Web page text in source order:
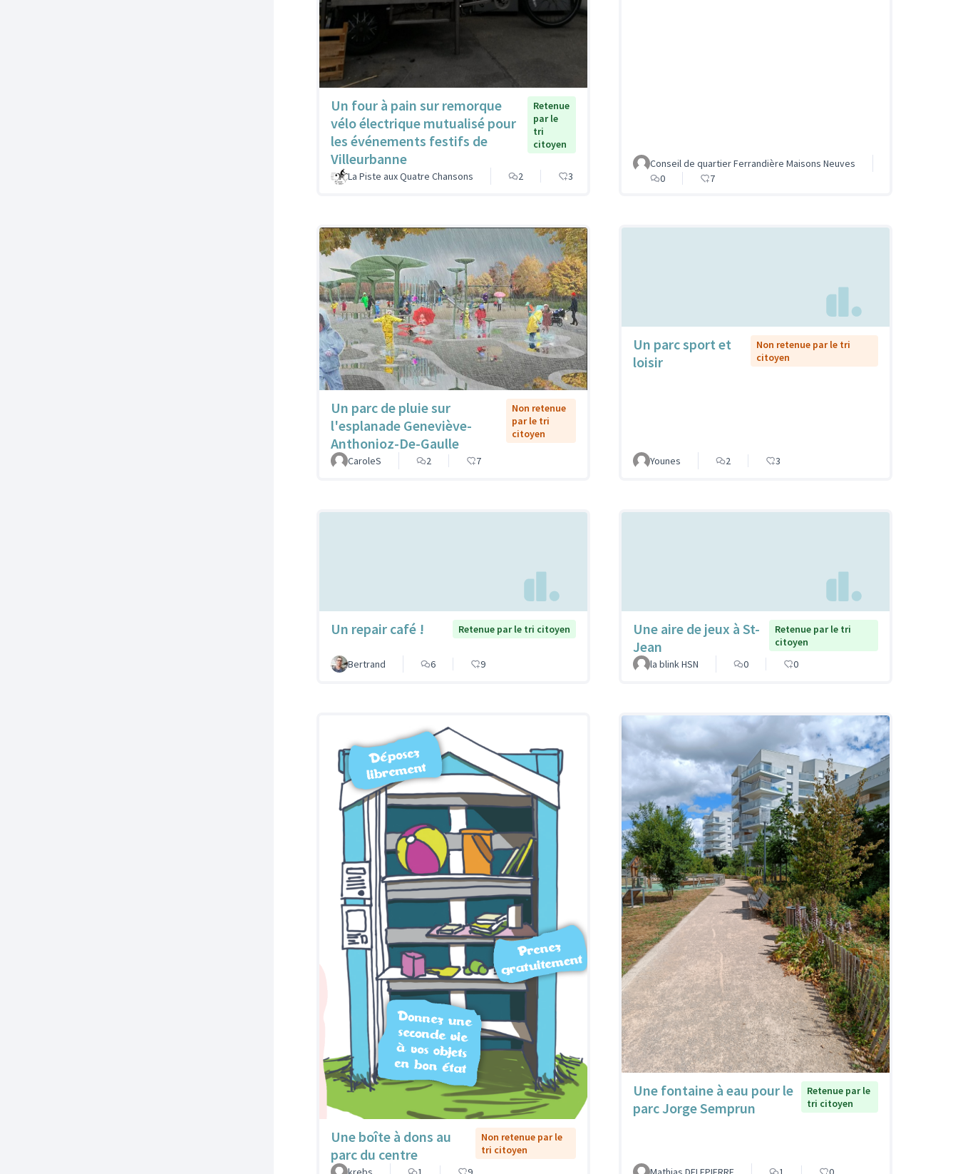
Un four à pain sur remorque
vélo électrique mutualisé pour
les événements festifs de
Villeurbanne
Retenue
par le
tri
citoyen
La Piste aux Quatre Chansons 2 3
Conseil de quartier Ferrandière Maisons Neuves
0
7
Un parc de pluie sur
l'esplanade Geneviève-
Anthonioz-De-Gaulle
Non retenue
par le tri
citoyen
CaroleS 2 7
Un parc sport et
loisir
Non retenue par le tri
citoyen
Younes 2 3
Un repair café ! Retenue par le tri citoyen
Bertrand 6 9
Une aire de jeux à St-
Jean
Retenue par le tri
citoyen
la blink HSN
0 0
Une boîte à dons au
parc du centre
Non retenue par le
tri citoyen
Une fontaine à eau pour le
parc Jorge Semprun
Retenue par le
tri citoyen